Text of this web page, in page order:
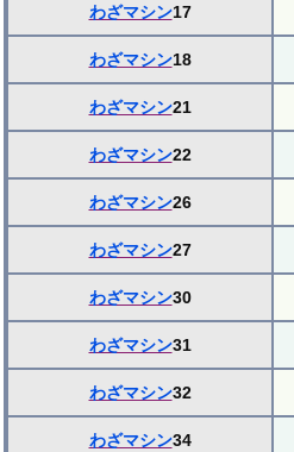
わざマシン17
わざマシン18
わざマシン21
わざマシン22
わざマシン26
わざマシン27
わざマシン30
わざマシン31
わざマシン32
わざマシン34